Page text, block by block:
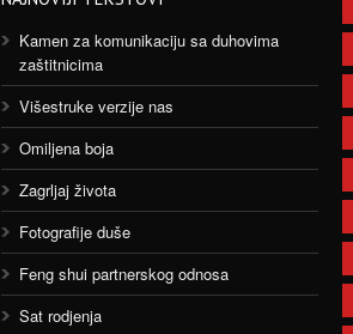
Kamen za komunikaciju sa duhovima
zaštitnicima
Višestruke verzije nas
Omiljena boja
Zagrljaj života
Fotografije duše
Feng shui partnerskog odnosa
Sat rodjenja